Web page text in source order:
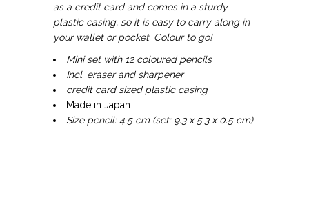
as a credit card and comes in a sturdy
plastic casing, so it is easy to carry along in
your wallet or pocket. Colour to go!
Mini set with 12 coloured pencils
Incl. eraser and sharpener
credit card sized plastic casing
Made in Japan
Size pencil: 4.5 cm (set: 9.3 x 5.3 x 0.5 cm)